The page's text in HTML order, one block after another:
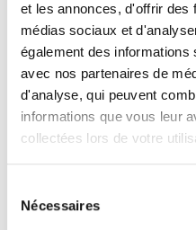
et les annonces, d'offrir des
médias sociaux et
également des informations
avec nos partenaires de
d'analyse, qui peuvent
informations que vous leur
collectées lors de votre
Nécessaires
Facturation électronique
Facture
L’annuaire, votre outil